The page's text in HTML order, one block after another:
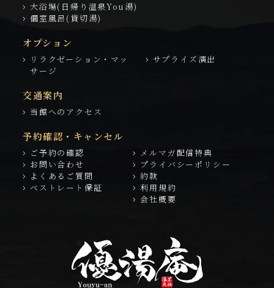
大浴場(日帰り温泉You湯)
個室風呂(貸切湯)
オプション
リラクゼーション・マッ
サージ
サプライズ演出
交通案内
当館へのアクセス
予約確認・キャンセル
ご予約の確認
メルマガ配信特典
お問い合わせ
プライバシーポリシー
よくあるご質問
約款
ベストレート保証
利用規約
会社概要